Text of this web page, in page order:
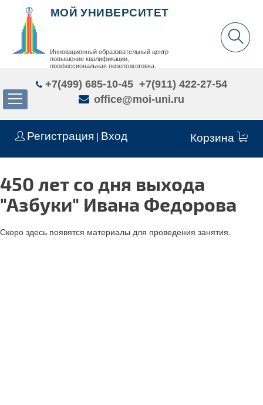
Регистрация Вход Корзина
МОЙ УНИВЕРСИТЕТ
Инновационный образовательный центр
повышение квалификации,
профессиональная переподготовка,
+7(499) 685-10-45 +7(911) 422-27-54
office@moi-uni.ru
450 лет со дня выхода
"Азбуки" Ивана Федорова
Скоро здесь появятся материалы для проведения занятия.